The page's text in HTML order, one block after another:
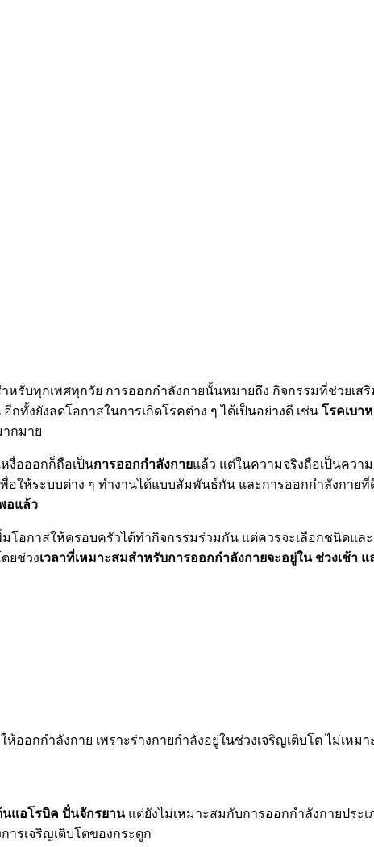
หรับทุกเพศทุกวัย การออกกำลังกายนั้นหมายถึง กิจกรรมที่ช่วยเส
ทั้งยังลดโอกาสในการเกิดโรคต่าง ๆ ได้เป็นอย่างดี เช่น โรคเบา
กมาย
งื่อออกก็ถือเป็นการออกกำลังกายแล้ว แต่ในความจริงถือเป็นควา
ให้ระบบต่าง ๆ ทำงานได้แบบสัมพันธ์กัน และการออกกำลังกายที่
อแล้ว
โอกาสให้ครอบครัวได้ทำกิจกรรมร่วมกัน แต่ควรจะเลือกชนิดแ
ยช่วงเวลาที่เหมาะสมสำหรับการออกกำลังกายจะอยู่ใน ช่วงเช้า แ
ออกกำลังกาย เพราะร่างกายกำลังอยู่ในช่วงเจริญเติบโต ไม่เห
นแอโรบิค ปั่นจักรยานแต่ยังไม่เหมาะสมกับการออกกำลังกายประ
ารเจริญเติบโตของกระดูก